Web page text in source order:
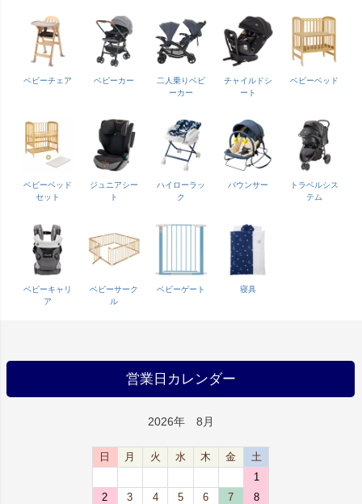
ベビーチェア ベビーカー
二人乗りベビ
ーカー
チャイルドシ
ート
ベビーベッド
ベビーベッド
セット
ジュニアシー
ト
ハイローラッ
ク
バウンサー
トラベルシス
テム
ベビーキャリ
ア
ベビーサーク
ル
ベビーゲート 寝具
営業日カレンダー
2026年 8月
日 月 火 水 木 金
土
1
2
3 4 5 6 7
8